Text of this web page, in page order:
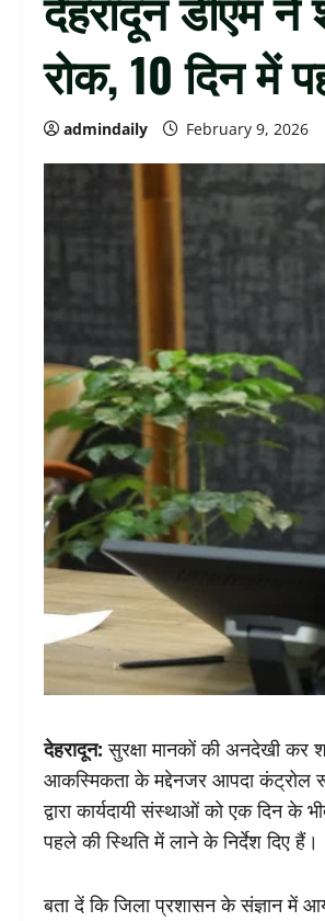
रोक, 10 दिन में
admindaily February 9, 2026
देहरादून: सुरक्षा मानकों की अनदेखी कर
आकस्मिकता के मद्देनजर आपदा कंट्रोल
द्वारा कार्यदायी संस्थाओं को एक दिन के
पहले की स्थिति में लाने के निर्देश दिए हैं।
बता दें कि जिला प्रशासन के संज्ञान में